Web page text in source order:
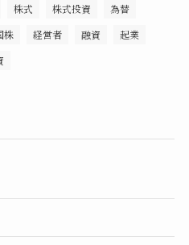
株式 株式投資
為替
株 経営者 融資
起業